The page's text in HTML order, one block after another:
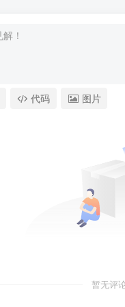
代码 图片
暂无评